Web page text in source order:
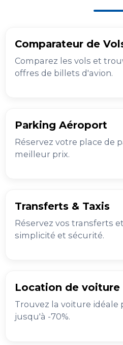
Comparateur de
Comparez les vols et
offres de billets d'avion.
Parking Aéroport
Réservez votre place de
meilleur prix.
Transferts & Taxis
Réservez vos transferts
simplicité et sécurité.
Location de voiture
Trouvez la voiture idéale
jusqu'à -70%.